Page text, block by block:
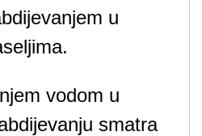
u
vodom u
smatra